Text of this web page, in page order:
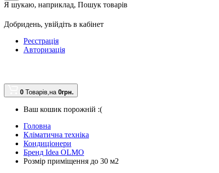
Я шукаю, наприклад, Пошук товарів
Добридень, увійдіть в кабінет
Реєстрація
Авторизація
0 Товарів,на 0грн.
Ваш кошик порожній :(
Головна
Кліматична техніка
Кондиціонери
Бренд Idea OLMO
Розмір приміщення до 30 м2